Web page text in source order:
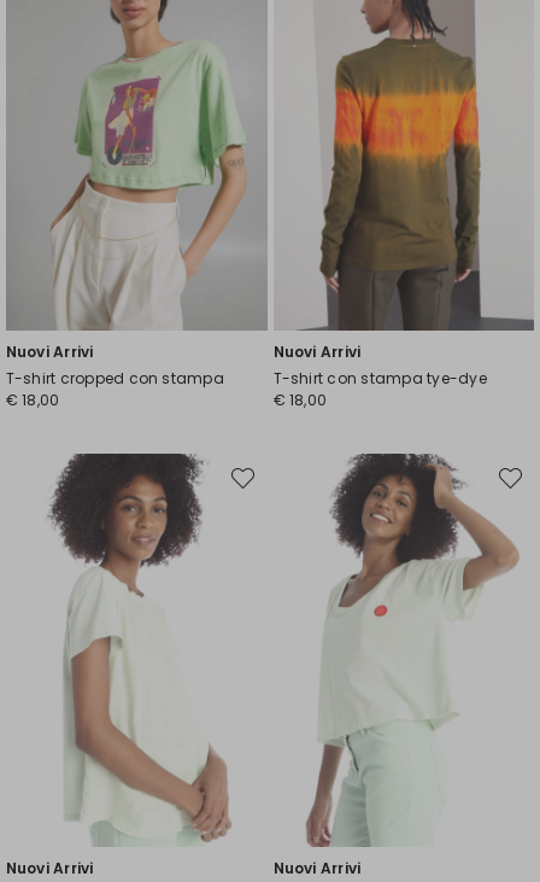
Nuovi Arrivi
T-shirt cropped con stampa
€ 18,00
Nuovi Arrivi
T-shirt con stampa tye-dye
€ 18,00
Nuovi Arrivi
Sposta
Nuovi Arrivi